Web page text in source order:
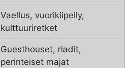
Vaellus, vuorikiipeily,
kulttuuriretket
Guesthouset, riadit,
perinteiset majat